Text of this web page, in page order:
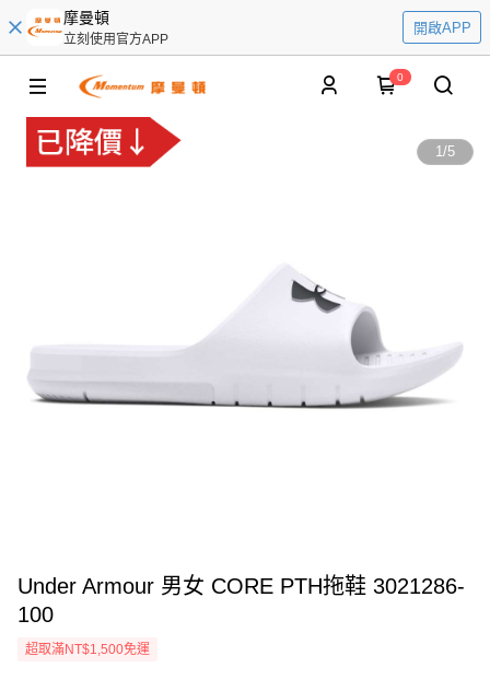
摩曼頓
立刻使用官方APP
開啟APP
0
1/5
Under Armour 男女 CORE PTH拖鞋 3021286-
100
超取滿NT$1,500免運